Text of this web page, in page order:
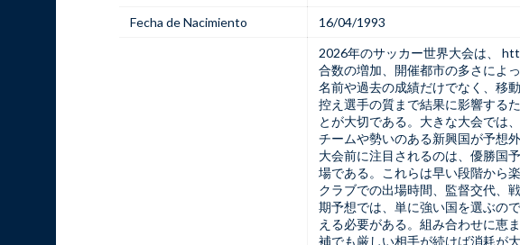
Fecha de Nacimiento
16/04/1993
2026年のサッカー世界大会は、
合数の増加、開催都市の多さによ
名前や過去の成績だけでなく、移
控え選手の質まで結果に影響する
とが大切である。大きな大会では
チームや勢いのある新興国が予想
大会前に注目されるのは、優勝国
場である。これらは早い段階から
クラブでの出場時間、監督交代、
期予想では、単に強い国を選ぶの
える必要がある。組み合わせに恵
補でも厳しい相手が続けば消耗が大